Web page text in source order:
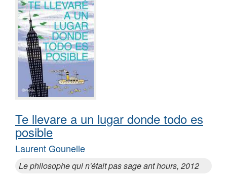
Te llevare a un lugar donde todo es
posible
Laurent Gounelle
Le philosophe qui n'était pas sage ant hours, 2012